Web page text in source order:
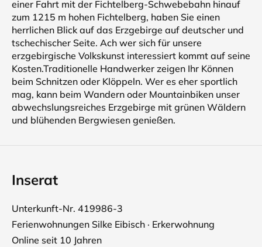
einer Fahrt mit der Fichtelberg-Schwebebahn hinauf
zum 1215 m hohen Fichtelberg, haben Sie einen
herrlichen Blick auf das Erzgebirge auf deutscher und
tschechischer Seite. Ach wer sich für unsere
erzgebirgische Volkskunst interessiert kommt auf seine
Kosten.Traditionelle Handwerker zeigen Ihr Können
beim Schnitzen oder Klöppeln. Wer es eher sportlich
mag, kann beim Wandern oder Mountainbiken unser
abwechslungsreiches Erzgebirge mit grünen Wäldern
und blühenden Bergwiesen genießen.
Inserat
Unterkunft-Nr. 419986-3
Ferienwohnungen Silke Eibisch · Erkerwohnung
Online seit 10 Jahren